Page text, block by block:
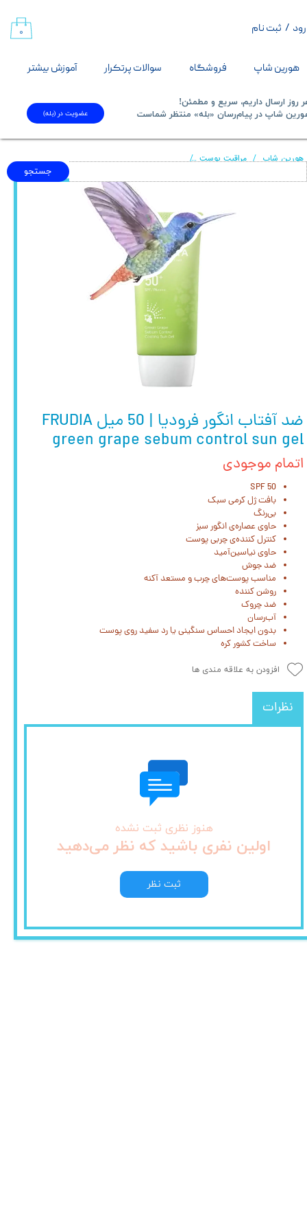
هورین شاپ فروشگاه سوالات پرتکرار آموزش بیشتر
/ ثبت نام
حساب کاربری من
تغییر گذر واژه
خروج از حساب کاربری
۰
جستجو
روز ارسال داریم، سریع و مطمئن!
شاپ در پیام‌رسان «بله» منتظر شماست​​​​​​​
عضویت در (بله)
هورین شاپ مراقبت پوست ضد آفتاب انگور فرودیا | 50 میل FRUDIA green grape sebum control sun gel
ضد آفتاب انگور فرودیا | 50 میل FRUDIA
green grape sebum control sun gel
اتمام موجودی
SPF 50
بافت ژل کرمی سبک
بی‌رنگ
حاوی عصاره‌ی انگور سبز
کنترل کننده‌ی چربی پوست
حاوی نیاسین‌آمید
ضد جوش
مناسب پوست‌های چرب و مستعد آکنه
روشن کننده
ضد چروک
آب‌رسان
بدون ایجاد احساس سنگینی یا رد سفید روی پوست
ساخت کشور کره
افزودن به علاقه مندی ها
نظرات
هنوز نظری ثبت نشده
اولین نفری باشید که نظر می‌دهید
ثبت نظر